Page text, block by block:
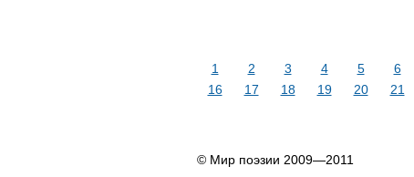
1 2 3 4 5 6
16
17 18 19 20 21
© Мир поэзии 2009—2011